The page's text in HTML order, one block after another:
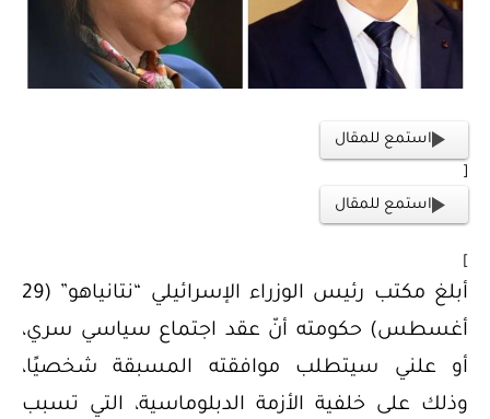
استمع للمقال
استمع للمقال
أبلغ مكتب رئيس الوزراء الإسرائيلي “نتانياهو” (29
أغسطس) حكومته أنّ عقد اجتماع سياسي سري،
أو علني سيتطلب موافقته المسبقة شخصيًا،
وذلك على خلفية الأزمة الدبلوماسية، التي تسبب